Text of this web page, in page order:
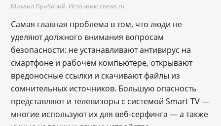
Михаил Прибочий. Источник: cnews.ru
Самая главная проблема в том, что люди не
уделяют должного внимания вопросам
безопасности: не устанавливают антивирус на
смартфоне и рабочем компьютере, открывают
вредоносные ссылки и скачивают файлы из
сомнительных источников. Большую опасность
представляют и телевизоры с системой Smart TV —
многие используют их для веб-серфинга — а также